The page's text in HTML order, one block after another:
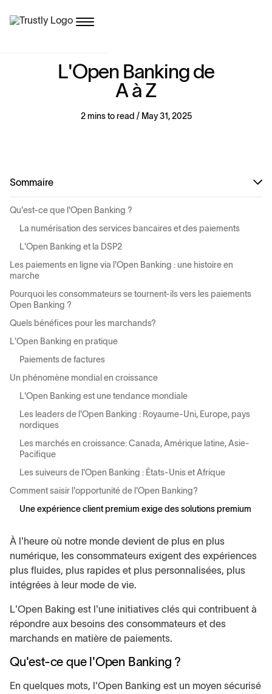
L'Open Banking de
A à Z
2 mins to read / May 31, 2025
Sommaire
Qu'est-ce que l'Open Banking ?
La numérisation des services bancaires et des paiements
L'Open Banking et la DSP2
Les paiements en ligne via l'Open Banking : une histoire en
marche
Pourquoi les consommateurs se tournent-ils vers les paiements
Open Banking ?
Quels bénéfices pour les marchands?
L'Open Banking en pratique
Paiements de factures
Un phénomène mondial en croissance
L'Open Banking est une tendance mondiale
Les leaders de l'Open Banking : Royaume-Uni, Europe, pays
nordiques
Les marchés en croissance: Canada, Amérique latine, Asie-
Pacifique
Les suiveurs de l'Open Banking : États-Unis et Afrique
Comment saisir l'opportunité de l'Open Banking?
Une expérience client premium exige des solutions premium
À l'heure où notre monde devient de plus en plus
numérique, les consommateurs exigent des expériences
plus fluides, plus rapides et plus personnalisées, plus
intégrées à leur mode de vie.
L'Open Baking est l'une initiatives clés qui contribuent à
répondre aux besoins des consommateurs et des
marchands en matière de paiements.
Qu'est-ce que l'Open Banking ?
En quelques mots, l'Open Banking est un moyen sécurisé